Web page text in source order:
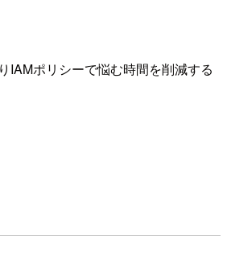
IAMポリシーで悩む時間を削減する